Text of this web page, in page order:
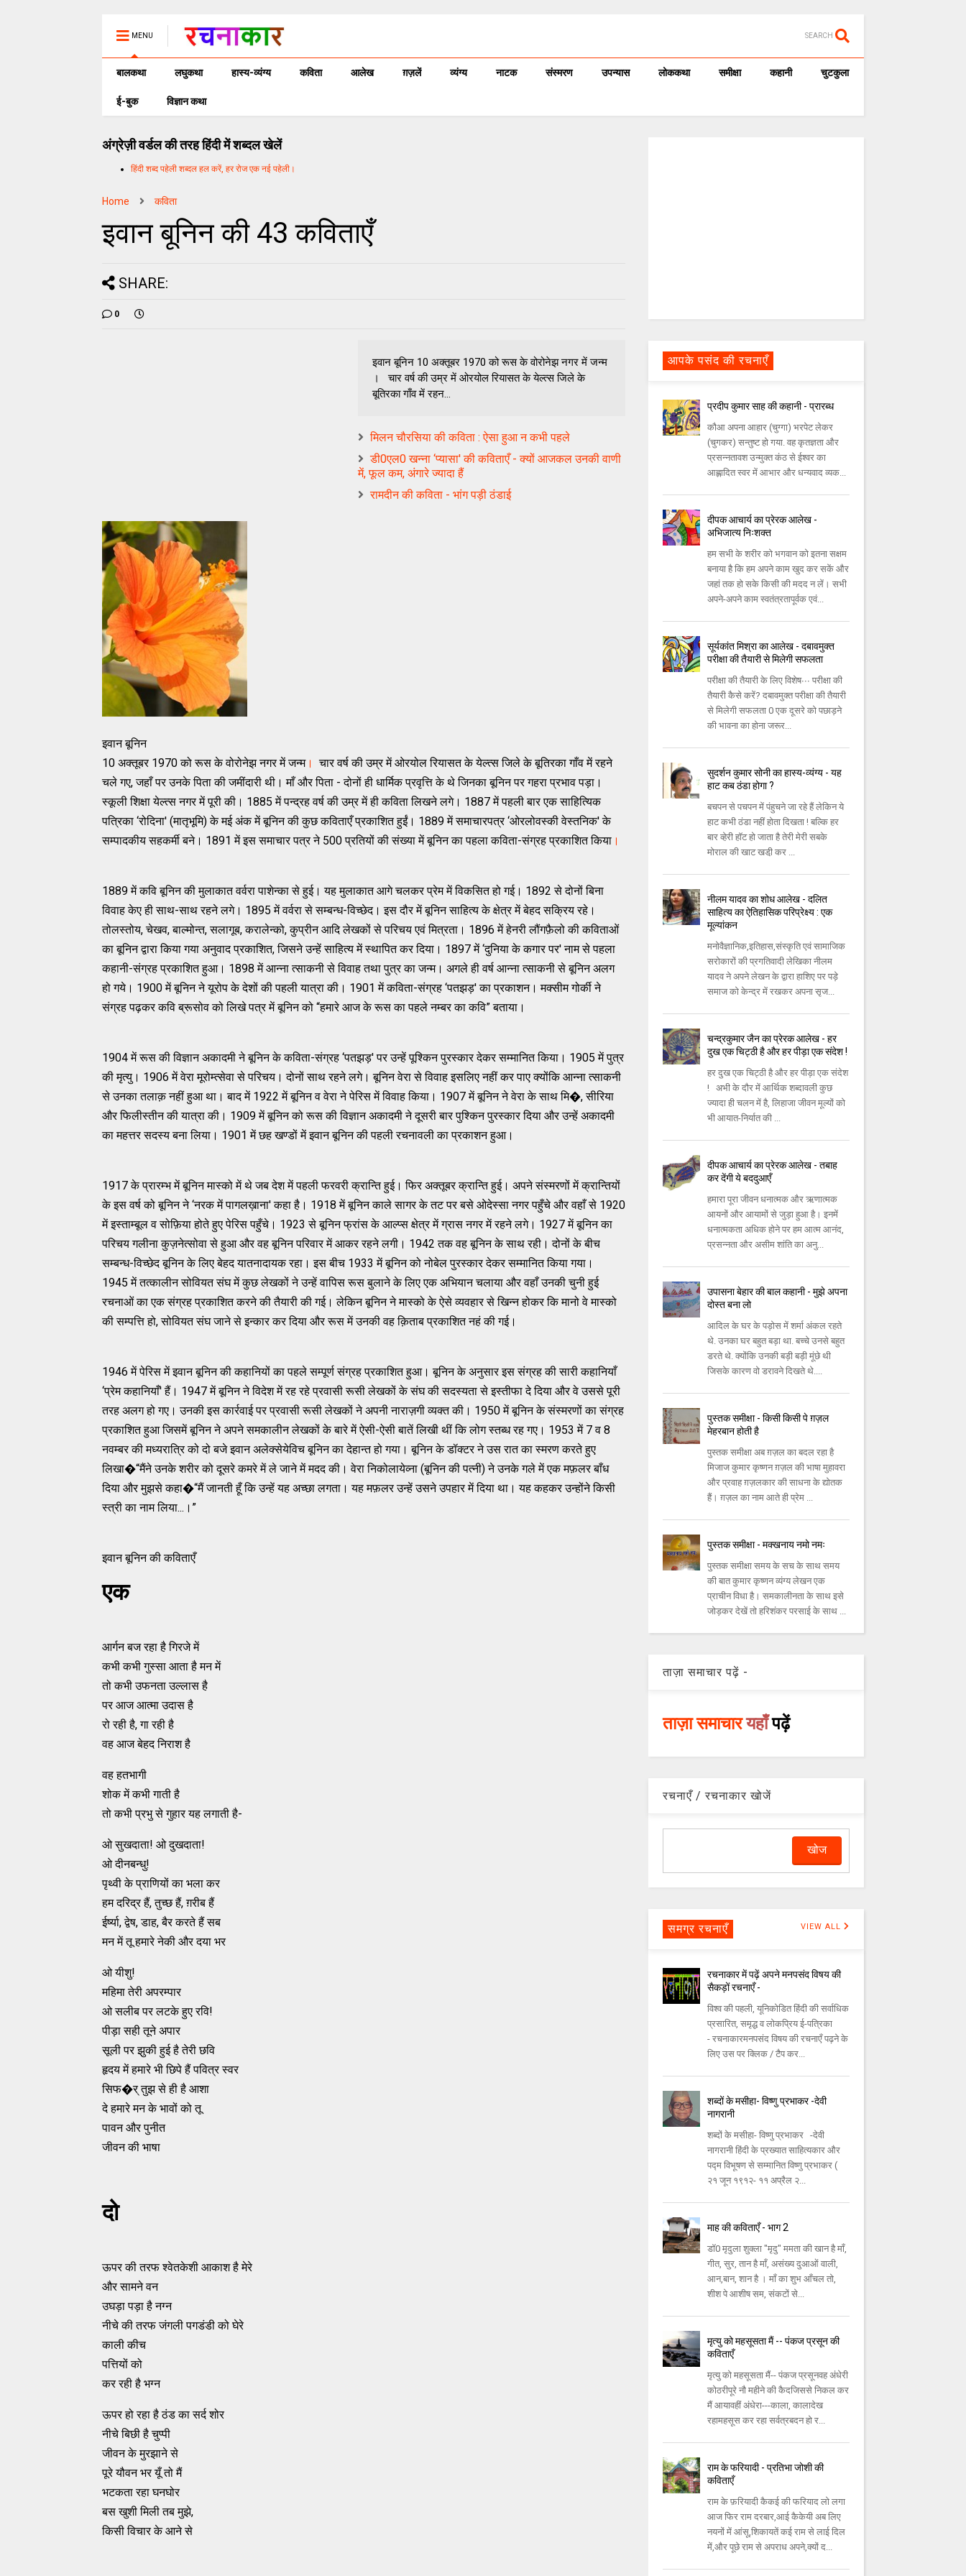
MENU SEARCH
बालकथा लघुकथा हास्य-व्यंग्य कविता आलेख ग़ज़लें व्यंग्य नाटक संस्मरण उपन्यास लोककथा समीक्षा कहानी चुटकुला
ई-बुक विज्ञान कथा
अंग्रेज़ी वर्डल की तरह हिंदी में शब्दल खेलें
हिंदी शब्द पहेली शब्दल हल करें, हर रोज एक नई पहेली।
Home कविता
इवान बूनिन की 43 कविताएँ
SHARE:
0
इवान बूनिन 10 अक्‍तूबर 1970 को रूस के वोरोनेझ नगर में जन्‍म
। चार वर्ष की उम्र में ओरयोल रियासत के येल्‍त्‍स जिले के
बूतिरका गाँव में रहन...
मिलन चौरसिया की कविता : ऐसा हुआ न कभी पहले
डी0एल0 खन्‍ना ‘प्‍यासा' की कविताएँ - क्यों आजकल उनकी वाणी
में, फूल कम, अंगारे ज्‍यादा हैं
रामदीन की कविता - भांग पड़ी ठंडाई
इवान बूनिन
10 अक्‍तूबर 1970 को रूस के वोरोनेझ नगर में जन्‍म। चार वर्ष की उम्र में ओरयोल रियासत के येल्‍त्‍स जिले के बूतिरका गाँव में रहने
चले गए, जहाँ पर उनके पिता की जमींदारी थी। माँ और पिता - दोनों ही धार्मिक प्रवृत्ति के थे जिनका बूनिन पर गहरा प्रभाव पड़ा।
स्‍कूली शिक्षा येल्‍त्‍स नगर में पूरी की। 1885 में पन्‍द्रह वर्ष की उम्र में ही कविता लिखने लगे। 1887 में पहली बार एक साहित्‍यिक
पत्रिका ‘रोदिना' (मातृभूमि) के मई अंक में बूनिन की कुछ कविताएँ प्रकाशित हुईं। 1889 में समाचारपत्र ‘ओरलोवस्‍की वेस्‍तनिक' के
सम्‍पादकीय सहकर्मी बने। 1891 में इस समाचार पत्र ने 500 प्रतियों की संख्‍या में बूनिन का पहला कविता-संग्रह प्रकाशित किया ।
1889 में कवि बूनिन की मुलाकात वर्वरा पाशेन्‍का से हुई। यह मुलाकात आगे चलकर प्रेम में विकसित हो गई। 1892 से दोनों बिना
विवाह केए ही साथ-साथ रहने लगे। 1895 में वर्वरा से सम्‍बन्‍ध-विच्‍छेद। इस दौर में बूनिन साहित्‍य के क्षेत्र में बेहद सक्रिय रहे।
तोलस्‍तोय, चेखव, बाल्‍मोन्‍त, सलागूब, करालेन्‍को, कुप्रीन आदि लेखकों से परिचय एवं मित्रता। 1896 में हेनरी लौंगफ़ैलो की कविताओं
का बूनिन द्वारा किया गया अनुवाद प्रकाशित, जिसने उन्‍हें साहित्‍य में स्‍थापित कर दिया। 1897 में ‘दुनिया के कगार पर' नाम से पहला
कहानी-संग्रह प्रकाशित हुआ। 1898 में आन्‍ना त्‍साकनी से विवाह तथा पुत्र का जन्‍म। अगले ही वर्ष आन्‍ना त्‍साकनी से बूनिन अलग
हो गये। 1900 में बूनिन ने यूरोप के देशों की पहली यात्रा की। 1901 में कविता-संग्रह ‘पतझड़' का प्रकाशन। मक्‍सीम गोर्की ने
संग्रह पढ़कर कवि ब्रूसोव को लिखे पत्र में बूनिन को “हमारे आज के रूस का पहले नम्‍बर का कवि” बताया।
1904 में रूस की विज्ञान अकादमी ने बूनिन के कविता-संग्रह ‘पतझड़' पर उन्‍हें पूश्‍किन पुरस्‍कार देकर सम्‍मानित किया। 1905 में पुत्र
की मृत्‍यु। 1906 में वेरा मूरोम्‍त्‍सेवा से परिचय। दोनों साथ रहने लगे। बूनिन वेरा से विवाह इसलिए नहीं कर पाए क्‍योंकि आन्‍ना त्‍साकनी
से उनका तलाक़ नहीं हुआ था। बाद में 1922 में बूनिन व वेरा ने पेरिस में विवाह किया। 1907 में बूनिन ने वेरा के साथ मि�, सीरिया
और फिलीस्‍तीन की यात्रा की। 1909 में बूनिन को रूस की विज्ञान अकादमी ने दूसरी बार पुश्‍किन पुरस्‍कार दिया और उन्‍हें अकादमी
का महत्तर सदस्‍य बना लिया। 1901 में छह खण्‍डों में इवान बूनिन की पहली रचनावली का प्रकाशन हुआ।
1917 के प्रारम्‍भ में बूनिन मास्‍को में थे जब देश में पहली फरवरी क्रान्‍ति हुई। फिर अक्‍तूबर क्रान्‍ति हुई। अपने संस्‍मरणों में क्रान्‍तियों
के इस वर्ष को बूनिन ने ‘नरक में पागलख़ाना' कहा है। 1918 में बूनिन काले सागर के तट पर बसे ओदेस्‍सा नगर पहुँचे और वहाँ से 1920
में इस्‍ताम्‍बूल व सोफ़िया होते हुए पेरिस पहुँचे। 1923 से बूनिन फ्रांस के आल्‍प्‍स क्षेत्र में ग्रास नगर में रहने लगे। 1927 में बूनिन का
परिचय गलीना कुज़नेत्‍सोवा से हुआ और वह बूनिन परिवार में आकर रहने लगी। 1942 तक वह बूनिन के साथ रही। दोनों के बीच
सम्‍बन्‍ध-विच्‍छेद बूनिन के लिए बेहद यातनादायक रहा। इस बीच 1933 में बूनिन को नोबेल पुरस्‍कार देकर सम्‍मानित किया गया।
1945 में तत्‍कालीन सोवियत संघ में कुछ लेखकों ने उन्‍हें वापिस रूस बुलाने के लिए एक अभियान चलाया और वहाँ उनकी चुनी हुई
रचनाओं का एक संग्रह प्रकाशित करने की तैयारी की गई। लेकिन बूनिन ने मास्‍को के ऐसे व्‍यवहार से खिन्‍न होकर कि मानो वे मास्‍को
की सम्‍पत्ति हो, सोवियत संघ जाने से इन्‍कार कर दिया और रूस में उनकी वह क़िताब प्रकाशित नहं की गई।
1946 में पेरिस में इवान बूनिन की कहानियों का पहले सम्‍पूर्ण संग्रह प्रकाशित हुआ। बूनिन के अनुसार इस संग्रह की सारी कहानियाँ
‘प्रेम कहानियाँ' हैं। 1947 में बूनिन ने विदेश में रह रहे प्रवासी रूसी लेखकों के संघ की सदस्‍यता से इस्‍तीफा दे दिया और वे उससे पूरी
तरह अलग हो गए। उनकी इस कार्रवाई पर प्रवासी रूसी लेखकों ने अपनी नाराज़गी व्‍यक्‍त की। 1950 में बूनिन के संस्‍मरणों का संग्रह
प्रकाशित हुआ जिसमें बूनिन ने अपने समकालीन लेखकों के बारे में ऐसी-ऐसी बातें लिखी थीं कि लोग स्‍तब्‍ध रह गए। 1953 में 7 व 8
नवम्‍बर की मध्‍यरात्रि को दो बजे इवान अलेक्‍सेयेविच बूनिन का देहान्‍त हो गया। बूनिन के डॉक्‍टर ने उस रात का स्‍मरण करते हुए
लिखा�“मैंने उनके शरीर को दूसरे कमरे में ले जाने में मदद की। वेरा निकोलायेव्‍ना (बूनिन की पत्‍नी) ने उनके गले में एक मफ़लर बाँध
दिया और मुझसे कहा�“मैं जानती हूँ कि उन्‍हें यह अच्‍छा लगता। यह मफ़लर उन्‍हें उसने उपहार में दिया था। यह कहकर उन्‍होंने किसी
स्‍त्री का नाम लिया...।”
इवान बूनिन की कविताएँ
एक
आर्गन बज रहा है गिरजे में
कभी कभी गुस्‍सा आता है मन में
तो कभी उफनता उल्‍लास है
पर आज आत्‍मा उदास है
रो रही है, गा रही है
वह आज बेहद निराश है
वह हतभागी
शोक में कभी गाती है
तो कभी प्रभु से गुहार यह लगाती है-
ओ सुखदाता! ओ दुखदाता!
ओ दीनबन्‍धु!
पृथ्‍वी के प्राणियों का भला कर
हम दरिद्र हैं, तुच्‍छ हैं, ग़रीब हैं
ईर्ष्‍या, द्वेष, डाह, बैर करते हैं सब
मन में तू हमारे नेकी और दया भर
ओ यीशु!
महिमा तेरी अपरम्‍पार
ओ सलीब पर लटके हुए रवि!
पीड़ा सही तूने अपार
सूली पर झुकी हुई है तेरी छवि
हृदय में हमारे भी छिपे हैं पवित्र स्‍वर
सिफ�र् तुझ से ही है आशा
दे हमारे मन के भावों को तू
पावन और पुनीत
जीवन की भाषा
दो
ऊपर की तरफ श्‍वेतकेशी आकाश है मेरे
और सामने वन
उघड़ा पड़ा है नग्‍न
नीचे की तरफ जंगली पगडंडी को घेरे
काली कीच
पत्तियों को
कर रही है भग्‍न
ऊपर हो रहा है ठंड का सर्द शोर
नीचे बिछी है चुप्‍पी
जीवन के मुरझाने से
पूरे यौवन भर यूँ तो मैं
भटकता रहा घनघोर
बस खुशी मिली तब मुझे,
किसी विचार के आने से
आपके पसंद की रचनाएँ
प्रदीप कुमार साह की कहानी - प्रारब्ध
कौआ अपना आहार (चुग्गा) भरपेट लेकर
(चुगकर) सन्तुष्ट हो गया. वह कृतज्ञता और
प्रसन्नतावश उन्मुक्त कंठ से ईश्वर का
आह्लादित स्वर में आभार और धन्यवाद व्यक...
दीपक आचार्य का प्रेरक आलेख -
अभिजात्य निःशक्त
हम सभी के शरीर को भगवान को इतना सक्षम
बनाया है कि हम अपने काम खुद कर सकें और
जहां तक हो सके किसी की मदद न लें। सभी
अपने-अपने काम स्वतंत्रतापूर्वक एवं...
सूर्यकांत मिश्रा का आलेख - दबावमुक्त
परीक्षा की तैयारी से मिलेगी सफलता
परीक्षा की तैयारी के लिए विशेष∙∙∙ परीक्षा की
तैयारी कैसे करें? दबावमुक्त परीक्षा की तैयारी
से मिलेगी सफलता 0 एक दूसरे को पछाड़ने
की भावना का होना जरूर...
सुदर्शन कुमार सोनी का हास्य-व्यंग्य - यह
हाट कब ठंडा होगा ?
बचपन से पचपन में पंहुचने जा रहे हैं लेकिन ये
हाट कभी ठंडा नहीं होता दिखता ! बल्कि हर
बार व्हेरी हॉट हो जाता है तेरी मेरी सबके
मोराल की खाट खडी़ कर ...
नीलम यादव का शोध आलेख - दलित
साहित्य का ऐतिहासिक परिप्रेक्ष्य : एक
मूल्यांकन
मनोवैज्ञानिक,इतिहास,संस्कृति एवं सामाजिक
सरोकारों की प्रगतिवादी लेखिका नीलम
यादव ने अपने लेखन के द्वारा हाशिए पर पड़े
समाज को केन्द्र में रखकर अपना सृज...
चन्द्रकुमार जैन का प्रेरक आलेख - हर
दुख एक चिट्ठी है और हर पीड़ा एक संदेश !
हर दुख एक चिट्ठी है और हर पीड़ा एक संदेश
! अभी के दौर में आर्थिक शब्दावली कुछ
ज्यादा ही चलन में है, लिहाजा जीवन मूल्यों को
भी आयात-निर्यात की ...
दीपक आचार्य का प्रेरक आलेख - तबाह
कर देंगी ये बददुआएँ
हमारा पूरा जीवन धनात्मक और ऋणात्मक
आयनों और आयामों से जुड़ा हुआ है। इनमें
धनात्मकता अधिक होने पर हम आत्म आनंद,
प्रसन्नता और असीम शांति का अनु...
उपासना बेहार की बाल कहानी - मुझे अपना
दोस्त बना लो
आदिल के घर के पड़ोस में शर्मा अंकल रहते
थे. उनका घर बहुत बड़ा था. बच्चे उनसे बहुत
डरते थे. क्योंकि उनकी बड़ी बड़ी मूंछे थी
जिसके कारण वो डरावने दिखते थे....
पुस्तक समीक्षा - किसी किसी पे ग़ज़ल
मेहरबान होती है
पुस्तक समीक्षा अब ग़ज़ल का बदल रहा है
मिजाज कुमार कृष्णन ग़ज़ल की भाषा मुहावरा
और प्रवाह ग़ज़लकार की साधना के द्योतक
हैं। ग़ज़ल का नाम आते ही प्रेम ...
पुस्तक समीक्षा - मक्खनाय नमो नमः
पुस्तक समीक्षा समय के सच के साथ समय
की बात कुमार कृष्णन व्यंग्य लेखन एक
प्राचीन विधा है। समकालीनता के साथ इसे
जोड़कर देखें तो हरिशंकर परसाई के साथ ...
ताज़ा समाचार पढ़ें -
ताज़ा समाचारयहाँपढ़ें
रचनाएँ / रचनाकार खोजें
समग्र रचनाएँ VIEW ALL
रचनाकार में पढ़ें अपने मनपसंद विषय की
सैकड़ों रचनाएँ -
विश्व की पहली, यूनिकोडित हिंदी की सर्वाधिक
प्रसारित, समृद्ध व लोकप्रिय ई-पत्रिका
- रचनाकारमनपसंद विषय की रचनाएँ पढ़ने के
लिए उस पर क्लिक / टैप कर...
शब्दों के मसीहा- विष्णु प्रभाकर -देवी
नागरानी
शब्दों के मसीहा- विष्णु प्रभाकर -देवी
नागरानी हिंदी के प्रख्यात साहित्यकार और
पद्म विभूषण से सम्मानित विष्णु प्रभाकर (
२१ जून १९१२- ११ अप्रैल २...
माह की कविताएँ - भाग 2
डॉ0 मृदुला शुक्ला "मृदु" ममता की खान है माँ,
गीत, सुर, तान है माँ, असंख्य दुआओं वाली,
आन,बान, शान है । माँ का शुभ आँचल तो,
शीश पे आशीष सम, संकटों से...
मृत्यु को महसूसता मैं -- पंकज प्रसून की
कविताएँ
मृत्यु को महसूसता मैं-- पंकज प्रसूनवह अंधेरी
कोठरीपूरे नौ महीने की कैदजिससे निकल कर
मैं आयावहीं अंधेरा---काला, कालादेख
रहामहसूस कर रहा सर्वत्रबदन हो र...
राम के फरियादी - प्रतिभा जोशी की
कविताएँ
राम के फ़रियादी कैकई की फरियाद लो लगा
आज फिर राम दरबार,आई कैकेयी अब लिए
नयनों में आंसू,शिकायतें कई राम से लाई दिल
में,और पूछे राम से अपराध अपने,क्यों द...